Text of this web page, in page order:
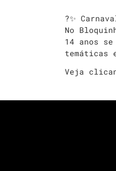
?✨
No
14 anos
temáticas
Veja